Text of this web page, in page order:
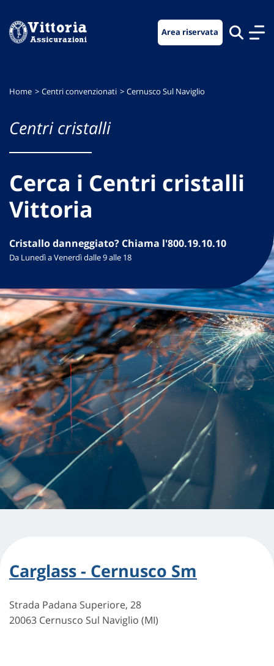
menu
contenuto
footer
Area riservata
Home Centri convenzionati Cernusco Sul Naviglio
Centri cristalli
Cerca i Centri cristalli
Vittoria
Cristallo danneggiato? Chiama l'800.19.10.10
Da Lunedì a Venerdì dalle 9 alle 18
Carglass - Cernusco Sm
Strada Padana Superiore, 28
20063 Cernusco Sul Naviglio (MI)